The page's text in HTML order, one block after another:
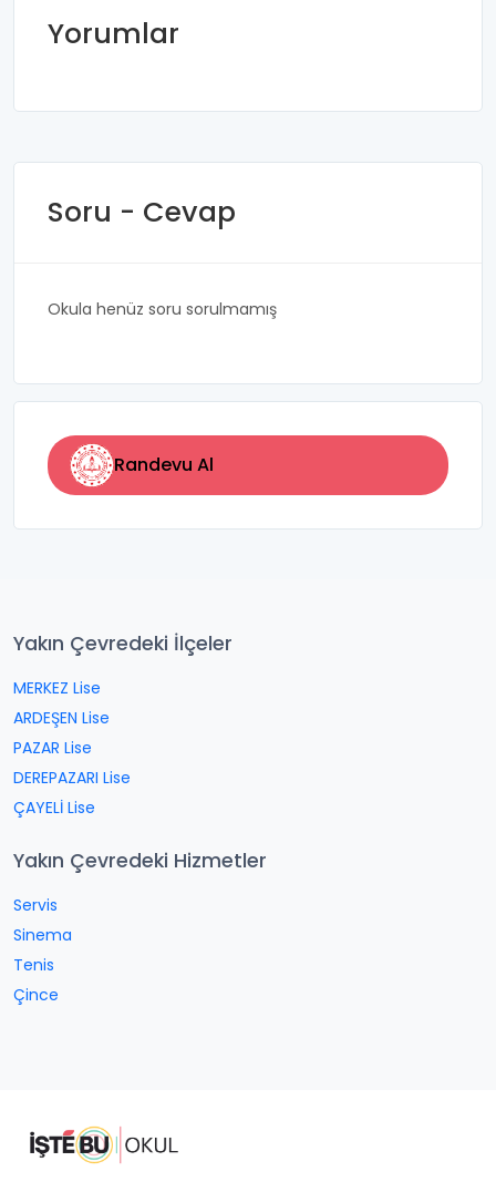
Yorumlar
Soru - Cevap
Okula henüz soru sorulmamış
Randevu Al
Yakın Çevredeki İlçeler
MERKEZ Lise
ARDEŞEN Lise
PAZAR Lise
DEREPAZARI Lise
ÇAYELİ Lise
Yakın Çevredeki Hizmetler
Servis
Sinema
Tenis
Çince